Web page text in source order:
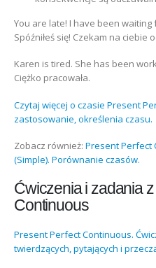
You are late! I have been
Spóźniłeś się! Czekam na ciebie
Karen is tired. She has been
Ciężko pracowała.
Czytaj więcej o czasie Present
zastosowanie, określenia czasu.
Zobacz również: Present Perfect
(Simple). Porównanie czasów.
Ćwiczenia i zadania
Continuous
Present Perfect Continuous.
twierdzących, pytających i